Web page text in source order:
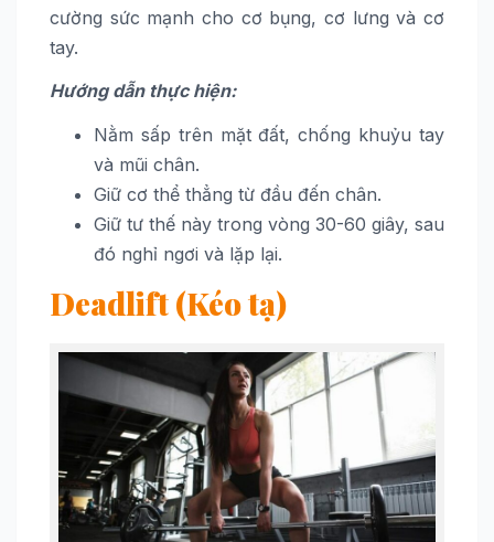
cường sức mạnh cho cơ bụng, cơ lưng và cơ
tay.
Hướng dẫn thực hiện:
Nằm sấp trên mặt đất, chống khuỷu tay
và mũi chân.
Giữ cơ thể thẳng từ đầu đến chân.
Giữ tư thế này trong vòng 30-60 giây, sau
đó nghỉ ngơi và lặp lại.
Deadlift (Kéo tạ)